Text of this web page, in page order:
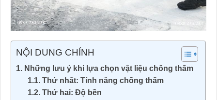
NỘI DUNG CHÍNH
Những lưu ý khi lựa chọn vật liệu chống thấm
Thứ nhất: Tính năng chống thấm
Thứ hai: Độ bền